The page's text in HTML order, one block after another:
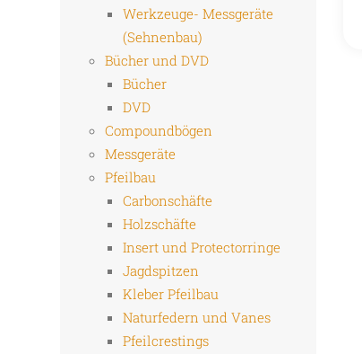
Werkzeuge- Messgeräte
(Sehnenbau)
Bücher und DVD
Bücher
DVD
Compoundbögen
Messgeräte
Pfeilbau
Carbonschäfte
Holzschäfte
Insert und Protectorringe
Jagdspitzen
Kleber Pfeilbau
Naturfedern und Vanes
Pfeilcrestings